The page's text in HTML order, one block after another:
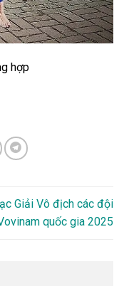
hợp
Giải Vô địch các đội
quốc gia 2025